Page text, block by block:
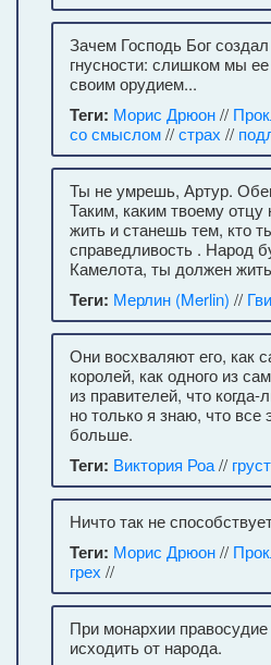
Зачем Господь Бог
гнусности: слишком мы
своим орудием...
Теги: Морис Дрюон//
со смыслом//страх //
Ты не умрешь, Артур.
Таким, каким твоему
жить и станешь тем, кто
справедливость . Народ
Камелота, ты должен
Теги: Мерлин (Merlin) //
Они восхваляют его, как
королей, как одного из
из правителей, что
но только я знаю, что
больше.
Теги: Виктория Роа//
Ничто так не
Теги: Морис Дрюон//
грех //
При монархии
исходить от народа.